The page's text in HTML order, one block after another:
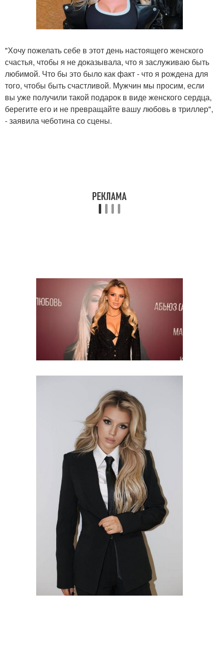
"Хочу пожелать себе в этот день настоящего женского
счастья, чтобы я не доказывала, что я заслуживаю быть
любимой. Что бы это было как факт - что я рождена для
того, чтобы быть счастливой. Мужчин мы просим, если
вы уже получили такой подарок в виде женского сердца,
берегите его и не превращайте вашу любовь в триллер",
- заявила чеботина со сцены.